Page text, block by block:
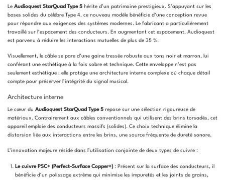
Le Audioquest StarQuad Type 5 hérite d’un patrimoine prestigieux. S’appuyant sur les
bases solides du célèbre Type 4, ce nouveau modèle bénéficie d’une conception revue
pour répondre aux exigences des systèmes modernes. Le fabricant a particulièrement
travaillé sur l’espacement des conducteurs. En augmentant cet espacement, Audioquest
est parvenu à réduire les interactions mutuelles de plus de 35 %.
Visuellement, le câble se pare d’une gaine tressée robuste aux tons noir et marron, lui
conférant une esthétique à la fois sobre et technique. Cette enveloppe n’est pas
seulement esthétique ; elle protège une architecture interne complexe où chaque détail
compte pour préserver l’intégrité du signal musical.
Architecture interne
Le cœur du Audioquest StarQuad Type 5 repose sur une sélection rigoureuse de
matériaux. Contrairement aux câbles conventionnels qui utilisent des brins torsadés, cet
appareil emploie des conducteurs massifs (solides). Ce choix technique élimine la
distorsion liée aux interactions entre les brins, une source fréquente de dureté sonore.
L’innovation majeure réside dans l’utilisation conjointe de deux types de cuivre :
Le cuivre PSC+ (Perfect-Surface Copper+): Présent sur la surface des conducteurs, il
bénéficie d’un polissage extrême qui minimise les impuretés et les joints de grains,